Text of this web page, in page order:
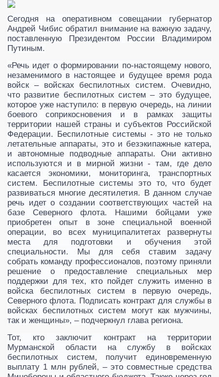
Сегодня на оперативном совещании губернатор
Андрей Чибис обратил внимание на важную задачу,
поставленную Президентом России Владимиром
Путиным.
«Речь идет о формировании по-настоящему нового,
незаменимого в настоящее и будущее время рода
войск – войсках беспилотных систем. Очевидно,
что развитие беспилотных систем – это будущее,
которое уже наступило: в первую очередь, на линии
боевого соприкосновения и в рамках защиты
территории нашей страны и субъектов Российской
Федерации. Беспилотные системы - это не только
летательные аппараты, это и безэкипажные катера,
и автономные подводные аппараты. Они активно
используются и в мирной жизни - там, где дело
касается экономики, мониторинга, транспортных
систем. Беспилотные системы это то, что будет
развиваться многие десятилетия. В данном случае
речь идет о создании соответствующих чаcтей на
базе Северного флота. Нашими бойцами уже
приобретен опыт в зоне специальной военной
операции, во всех муниципалитетах развернуты
места для подготовки и обучения этой
специальности. Мы для себя ставим задачу
собрать команду профессионалов, поэтому приняли
решение о предоставление специальных мер
поддержки для тех, кто пойдет служить именно в
войска беспилотных систем в первую очередь,
Северного флота. Подписать контракт для службы в
войсках беспилотных систем могут как мужчины,
так и женщины», – подчеркнул глава региона.
Тот, кто заключит контракт на территории
Мурманской области на службу в войсках
беспилотных систем, получит единовременную
выплату 1 млн рублей, – это совместные средства